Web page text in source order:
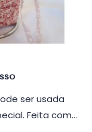
ser usada
Feita com…